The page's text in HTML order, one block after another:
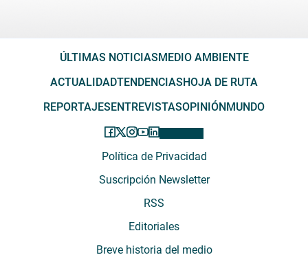
ÚLTIMAS NOTICIAS MEDIO AMBIENTE
ACTUALIDADTENDENCIAS HOJA DE RUTA
REPORTAJES ENTREVISTASOPINIÓN MUNDO
Política de Privacidad
Suscripción Newsletter
RSS
Editoriales
Breve historia del medio